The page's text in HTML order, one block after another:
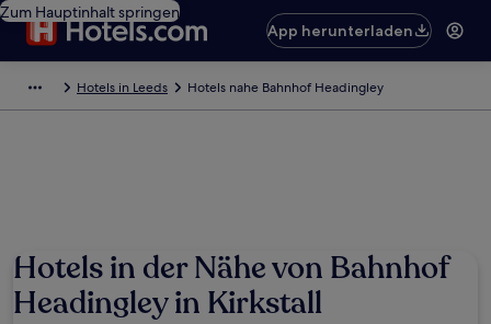
Zum Hauptinhalt springen
App herunterladen
Hotels in Leeds Hotels nahe Bahnhof Headingley
Hotels in der Nähe von Bahnhof
Headingley in Kirkstall